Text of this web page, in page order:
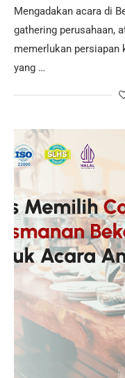
Mengadakan acara di
gathering perusahaan,
memerlukan persiapan
yang …